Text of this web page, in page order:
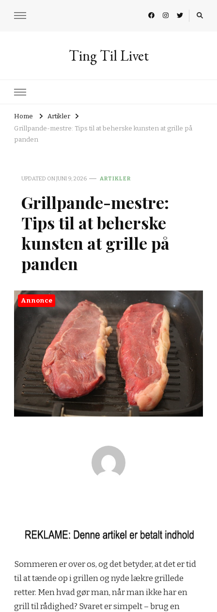
Ting Til Livet
Home
Artikler
Grillpande-mestre: Tips til at beherske kunsten at grille på
panden
UPDATED ONJUNI 9, 2026 ARTIKLER
Grillpande-mestre:
Tips til at beherske
kunsten at grille på
panden
Annonce
Sommeren er over os, og det betyder, at det er tid
til at tænde op i grillen og nyde lækre grillede
retter. Men hvad gør man, når man ikke har en
grill til rådighed? Svaret er simpelt – brug en